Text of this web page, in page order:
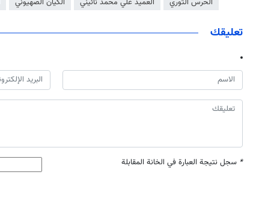
الحرس الثوري العميد علي محمد نائيني الكيان الصهيوني
تعليقك
* سجل نتيجة العبارة في الخانة المقابلة